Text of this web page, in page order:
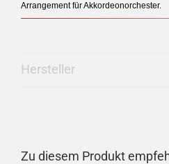
Arrangement für Akkordeonorchester.
Hersteller
Zu diesem Produkt